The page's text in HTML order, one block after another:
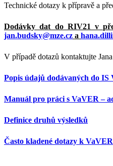
Technické dotazy k přípravě a
Dodávky dat do RIV21 v
jan.budsky@mze.cz a
V případě dotazů kontaktujte
Popis údajů dodávaných do IS
Manuál pro práci s VaVER –
Definice druhů výsledků
Často kladené dotazy k VaVER